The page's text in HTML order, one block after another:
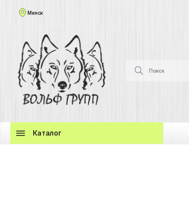
Минск
Каталог